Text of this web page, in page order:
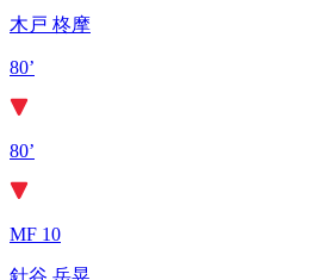
木戸 柊摩
80’
80’
MF 10